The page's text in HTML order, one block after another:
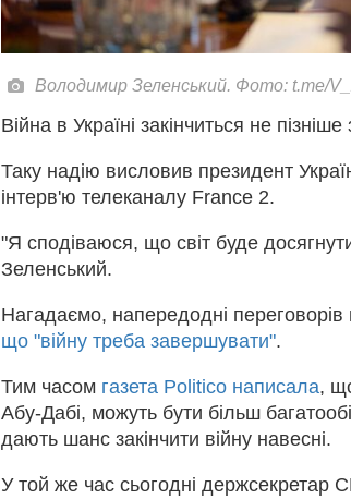
Володимир Зеленський. Фото: t.me/
Війна в Україні закінчиться не
Таку надію висловив президент
інтерв'ю телеканалу France 2.
"Я сподіваюся, що світ буде
Зеленський.
Нагадаємо, напередодні
що "війну треба завершувати".
Тим часом газета Politico написала,
Абу-Дабі, можуть бути більш
дають шанс закінчити війну навесні.
У той же час сьогодні